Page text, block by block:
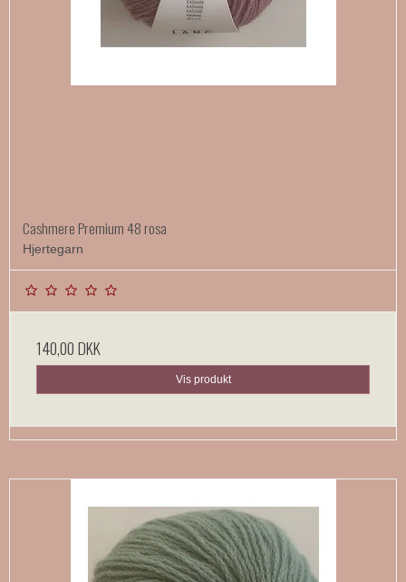
Cashmere Premium 48 rosa
Hjertegarn
140,00 DKK
Vis produkt